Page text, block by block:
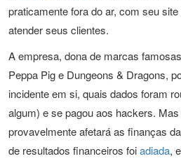
praticamente fora do ar, com seu
atender seus clientes.
A empresa, dona de marcas
Peppa Pig e Dungeons & Dragons,
incidente em si, quais dados foram
algum) e se pagou aos hackers.
provavelmente afetará as finanças
de resultados financeiros foiadiada,